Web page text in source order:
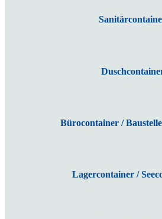
Bürocontainer /
Lagercontainer /